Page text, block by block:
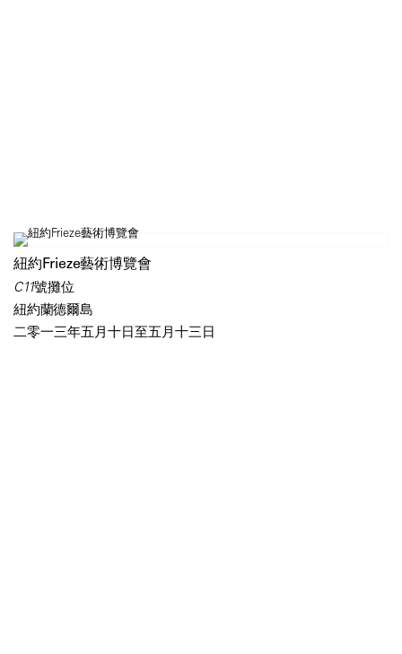
紐約Frieze藝術博覽會
C11號攤位
紐約蘭德爾島
二零一三年五月十日至五月十三日